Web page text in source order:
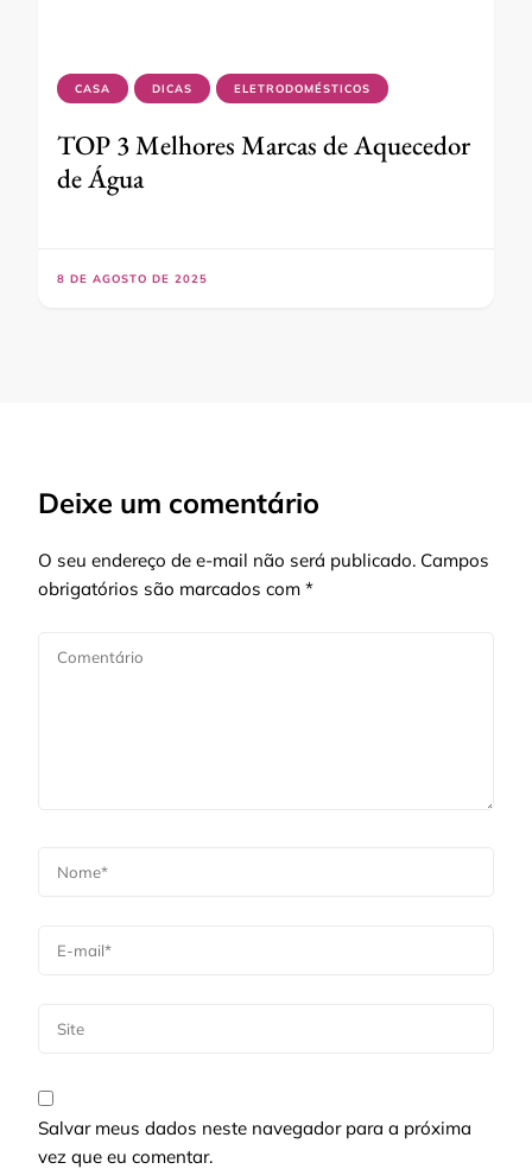
CASA DICAS ELETRODOMÉSTICOS
TOP 3 Melhores Marcas de Aquecedor
de Água
8 DE AGOSTO DE 2025
Deixe um comentário
O seu endereço de e-mail não será publicado. Campos
obrigatórios são marcados com *
Salvar meus dados neste navegador para a próxima
vez que eu comentar.